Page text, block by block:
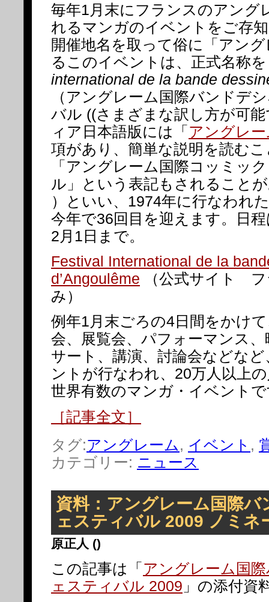
毎年1月末にフランスのアング
れるマンガのイベントをご存
開催地名を取って俗に「アン
るこのイベントは、正式名称
international de la bande
（アングレーム国際バンドデ
バル ((さまざまな訳し方が可
ィア日本語版には「アングレ
項があり、簡単な説明を読む
「アングレーム国際コッミッ
ル」という表記もされること
）といい、1974年に行なわれ
今年で36回目を迎えます。日
2月1日まで。
Festival International de la
d’Angoulême （公式サイト フ
み）
例年1月末ごろの4日間をかけ
会、展覧会、パフォーマンス
サート、講演、討論会などな
ントが行なわれ、20万人以上
世界有数のマンガ・イベント
［記事全文］
タグ:アングレーム, イベント ,
カテゴリー: ニュース
資料：アングレーム国際バ
ェスティバル 2009 ノミネ
原正人 ()
この記事は「 アングレーム国
ェスティバル 2009 」の添付資